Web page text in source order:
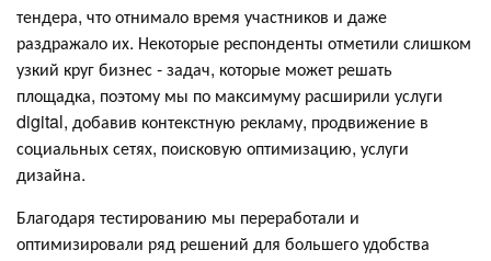
тендера, что отнимало время участников и даже
раздражало их. Некоторые респонденты отметили слишком
узкий круг бизнес - задач, которые может решать
площадка, поэтому мы по максимуму расширили услуги
digital, добавив контекстную рекламу, продвижение в
социальных сетях, поисковую оптимизацию, услуги
дизайна.
Благодаря тестированию мы переработали и
оптимизировали ряд решений для большего удобства